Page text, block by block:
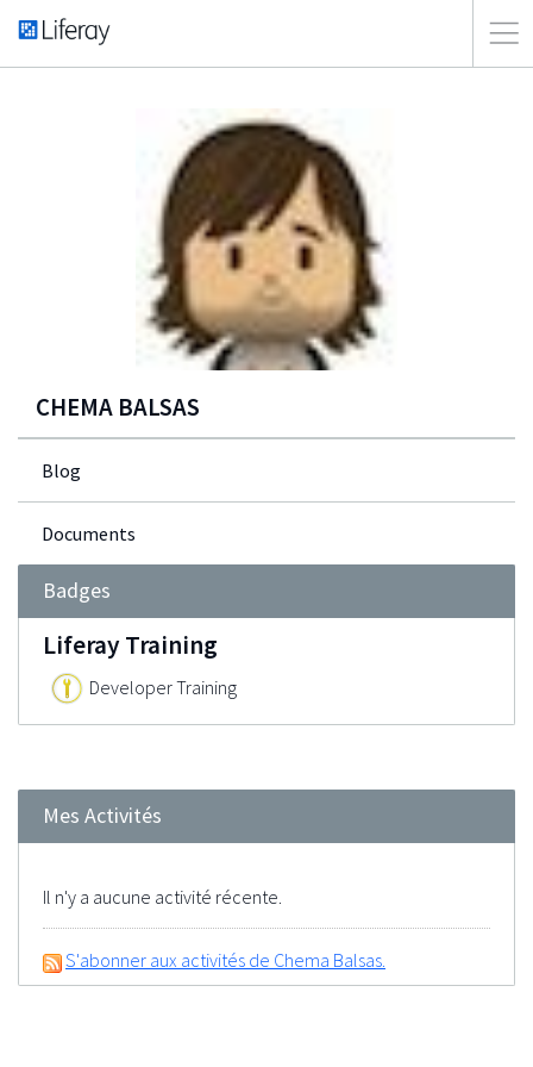
CHEMA BALSAS
Blog
Documents
Badges
Liferay Training
Developer Training
Mes Activités
Il n'y a aucune activité récente.
S'abonner aux activités de Chema Balsas.